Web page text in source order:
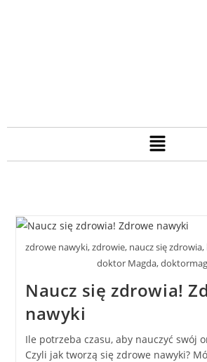
zdrowe nawyki, zdrowie, naucz się
doktor Magda,
Naucz się zdrowia!
nawyki
Ile potrzeba czasu, aby nauczyć swój
Czyli jak tworzą się zdrowe nawyki?